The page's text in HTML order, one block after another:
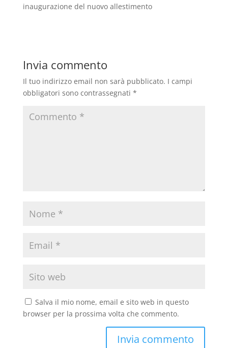
inaugurazione del nuovo allestimento
Invia commento
Il tuo indirizzo email non sarà pubblicato. I campi
obbligatori sono contrassegnati *
Salva il mio nome, email e sito web in questo
browser per la prossima volta che commento.